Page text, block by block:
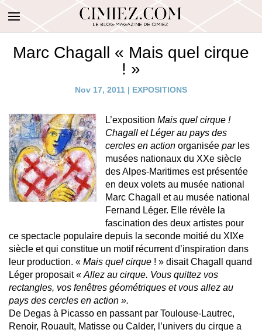
Marc Chagall « Mais quel cirque
! »
Nov 17, 2011 | EXPOSITIONS
L’exposition Mais quel cirque !
Chagall et Léger au pays des
cercles en action organisée par les
musées nationaux du XXe siècle
des Alpes-Maritimes est présentée
en deux volets au musée national
Marc Chagall et au musée national
Fernand Léger. Elle révèle la
fascination des deux artistes pour
ce spectacle populaire depuis la seconde moitié du XIXe
siècle et qui constitue un motif récurrent d’inspiration dans
leur production. « Mais quel cirque ! » disait Chagall quand
Léger proposait « Allez au cirque. Vous quittez vos
rectangles, vos fenêtres géométriques et vous allez au
pays des cercles en action ».
De Degas à Picasso en passant par Toulouse-Lautrec,
Renoir, Rouault, Matisse ou Calder, l’univers du cirque a